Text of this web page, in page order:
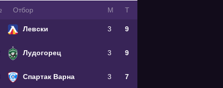
Oтбор М Т
Левски 3 9
Лудогорец 3 9
Спартак Варна 3 7